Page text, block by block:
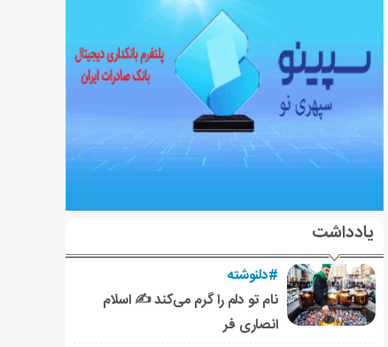
یادداشت
#دلنوشته
نام تو دلم را گرم می‌کند ✍️ اسلام
انصاری فر